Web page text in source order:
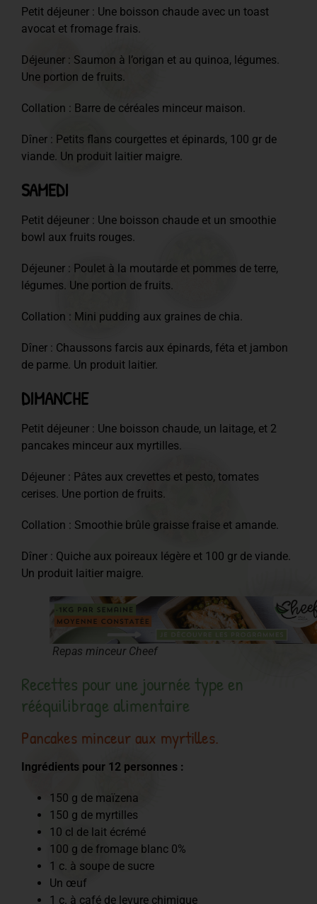
Petit déjeuner : Une boisson chaude avec un toast
avocat et fromage frais.
Déjeuner : Saumon à l’origan et au quinoa, légumes.
Une portion de fruits.
Collation : Barre de céréales minceur maison.
Dîner : Petits flans courgettes et épinards, 100 gr de
viande. Un produit laitier maigre.
SAMEDI
Petit déjeuner : Une boisson chaude et un smoothie
bowl aux fruits rouges.
Déjeuner : Poulet à la moutarde et pommes de terre,
légumes. Une portion de fruits.
Collation : Mini pudding aux graines de chia.
Dîner : Chaussons farcis aux épinards, féta et jambon
de parme. Un produit laitier.
DIMANCHE
Petit déjeuner : Une boisson chaude, un laitage, et 2
pancakes minceur aux myrtilles.
Déjeuner : Pâtes aux crevettes et pesto, tomates
cerises. Une portion de fruits.
Collation : Smoothie brûle graisse fraise et amande.
Dîner : Quiche aux poireaux légère et 100 gr de viande.
Un produit laitier maigre.
Repas minceur Cheef
Recettes pour une journée type en
rééquilibrage alimentaire
Pancakes minceur aux myrtilles.
Ingrédients pour 12 personnes :
150 g de maïzena
150 g de myrtilles
10 cl de lait écrémé
100 g de fromage blanc 0%
1 c. à soupe de sucre
Un œuf
1 c. à café de levure chimique